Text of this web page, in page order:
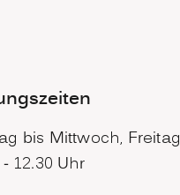
bis Mittwoch, Freitag
12.30 Uhr